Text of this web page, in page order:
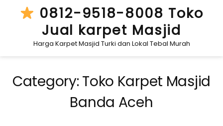
0812-9518-8008 Toko
Jual karpet Masjid
Harga Karpet Masjid Turki dan Lokal Tebal Murah
Category: Toko Karpet Masjid
Banda Aceh